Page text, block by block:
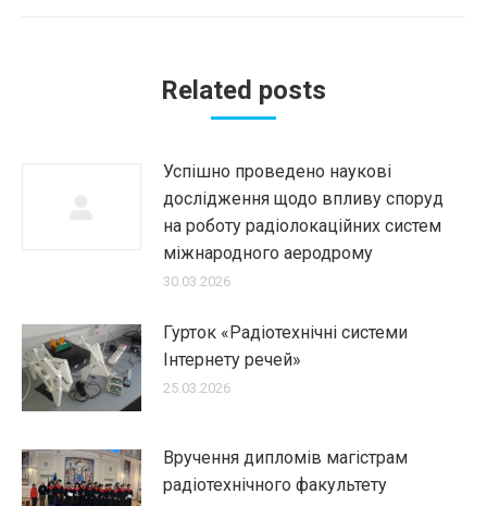
Related posts
Успішно проведено наукові
дослідження щодо впливу споруд
на роботу радіолокаційних систем
міжнародного аеродрому
30.03.2026
Гурток «Радіотехнічні системи
Інтернету речей»
25.03.2026
Вручення дипломів магістрам
радіотехнічного факультету